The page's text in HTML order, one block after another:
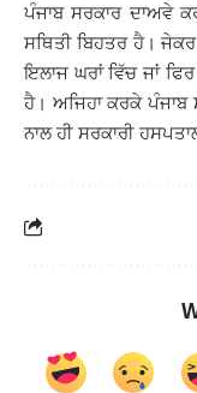
ਪੰਜਾਬ ਸਰਕਾਰ ਦਾਅਵੇ
ਸਥਿਤੀ ਬਿਹਤਰ ਹੈ।
ਇਲਾਜ ਘਰਾਂ ਵਿੱਚ ਜਾਂ
ਹੈ। ਅਜਿਹਾ ਕਰਕੇ ਪੰਜਾਬ
ਨਾਲ ਹੀ ਸਰਕਾਰੀ